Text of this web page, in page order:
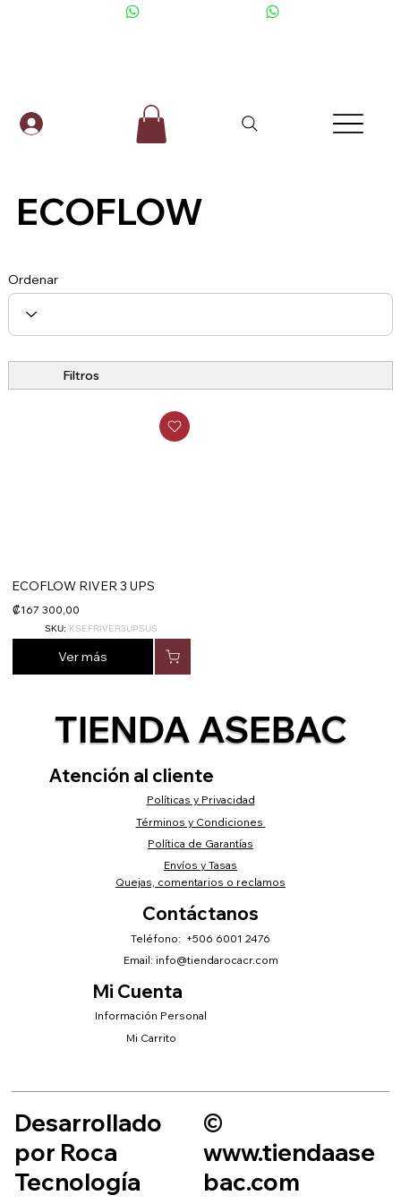
ECOFLOW RIVER 3 UPS
₡167 300,00
Ver más
SKU: KSEFRIVER3UPSUS
ECOFLOW
Filtros
Ordenar
TIENDA ASEBAC
Atención al cliente
Políticas y Privacidad
Términos y Condiciones
Envíos y Tasas
Política de Garantías
Quejas, comentarios o reclamos
Mi Cuenta
Información Personal
Mi Carrito
Contáctanos
Teléfono: +506 6001 2476
Email: info@tiendarocacr.com
Desarrollado
por Roca
Tecnología
©
www.tiendaase
bac.com